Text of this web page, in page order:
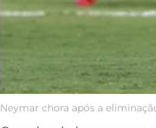
Neymar chora após a